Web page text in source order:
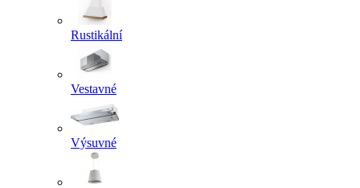
Rustikální
Vestavné
Výsuvné